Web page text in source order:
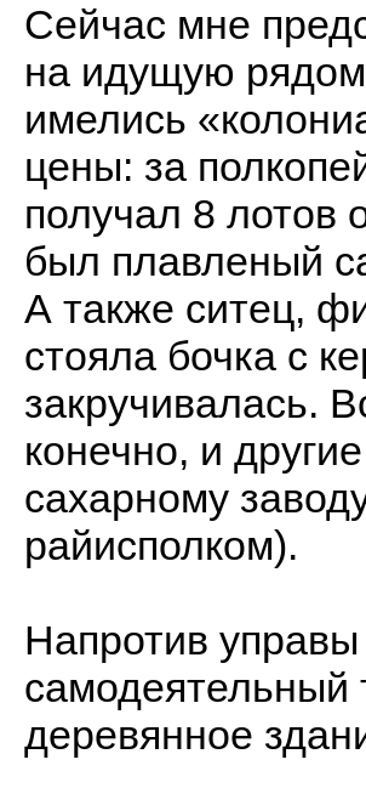
Сейчас мне
на идущую рядом
имелись
цены: за
получал 8 лотов
был плавленый
А также ситец,
стояла бочка с
закручивалась.
конечно, и
сахарному
райисполком).
Напротив
самодеятельный
деревянное